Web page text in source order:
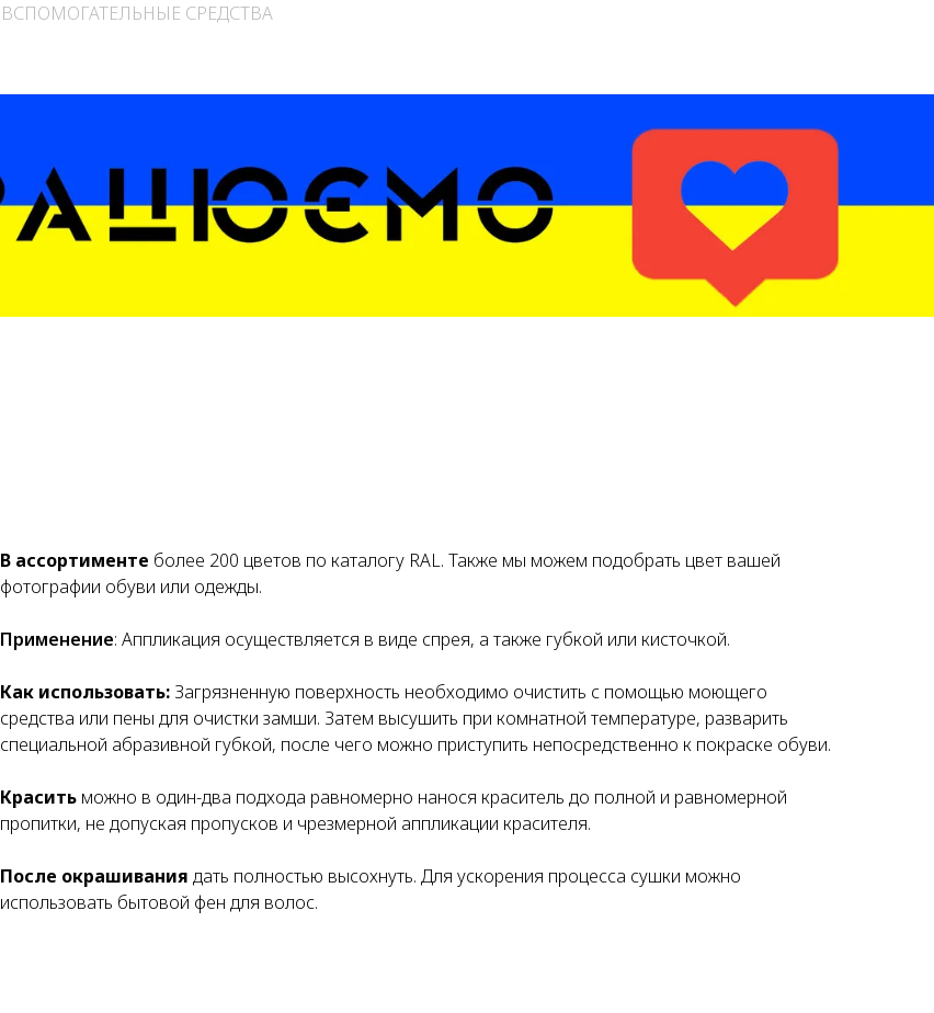
ВСПОМОГАТЕЛЬНЫЕ СРЕДСТВА
В ассортименте более 200 цветов по каталогу RAL. Также мы можем подобрать цвет вашей
фотографии обуви или одежды.
Применение: Аппликация осуществляется в виде спрея, а также губкой или кисточкой.
Как использовать: Загрязненную поверхность необходимо очистить с помощью моющего
средства или пены для очистки замши. Затем высушить при комнатной температуре, разварить
специальной абразивной губкой, после чего можно приступить непосредственно к покраске обуви.
Красить можно в один-два подхода равномерно нанося краситель до полной и равномерной
пропитки, не допуская пропусков и чрезмерной аппликации красителя.
После окрашивания дать полностью высохнуть. Для ускорения процесса сушки можно
использовать бытовой фен для волос.